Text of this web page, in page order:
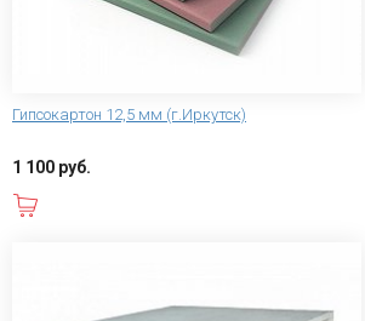
Гипсокартон 12,5 мм (г.Иркутск)
1 100 руб.